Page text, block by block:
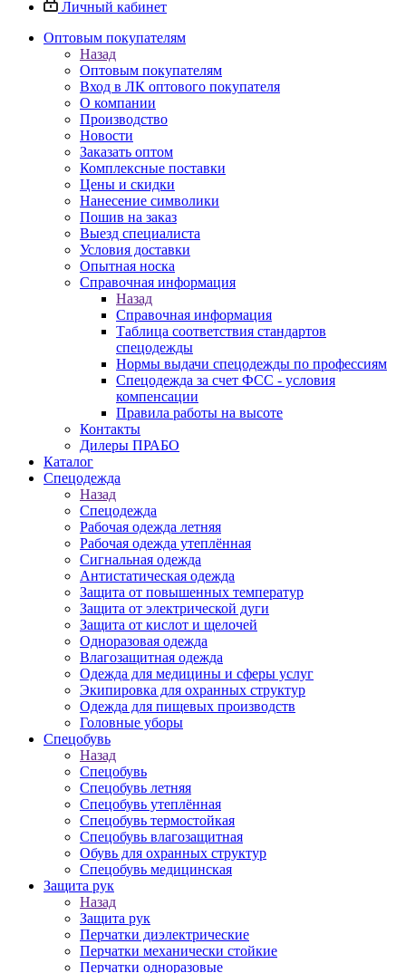
Личный кабинет
Оптовым покупателям
Назад
Оптовым покупателям
Вход в ЛК оптового покупателя
О компании
Производство
Новости
Заказать оптом
Комплексные поставки
Цены и скидки
Нанесение символики
Пошив на заказ
Выезд специалиста
Условия доставки
Опытная носка
Справочная информация
Назад
Справочная информация
Таблица соответствия стандартов
спецодежды
Нормы выдачи спецодежды по профессиям
Спецодежда за счет ФСС - условия
компенсации
Правила работы на высоте
Контакты
Дилеры ПРАБО
Каталог
Спецодежда
Назад
Спецодежда
Рабочая одежда летняя
Рабочая одежда утеплённая
Сигнальная одежда
Антистатическая одежда
Защита от повышенных температур
Защита от электрической дуги
Защита от кислот и щелочей
Одноразовая одежда
Влагозащитная одежда
Одежда для медицины и сферы услуг
Экипировка для охранных структур
Одежда для пищевых производств
Головные уборы
Спецобувь
Назад
Спецобувь
Спецобувь летняя
Спецобувь утеплённая
Спецобувь термостойкая
Спецобувь влагозащитная
Обувь для охранных структур
Спецобувь медицинская
Защита рук
Назад
Защита рук
Перчатки диэлектрические
Перчатки механически стойкие
Перчатки одноразовые